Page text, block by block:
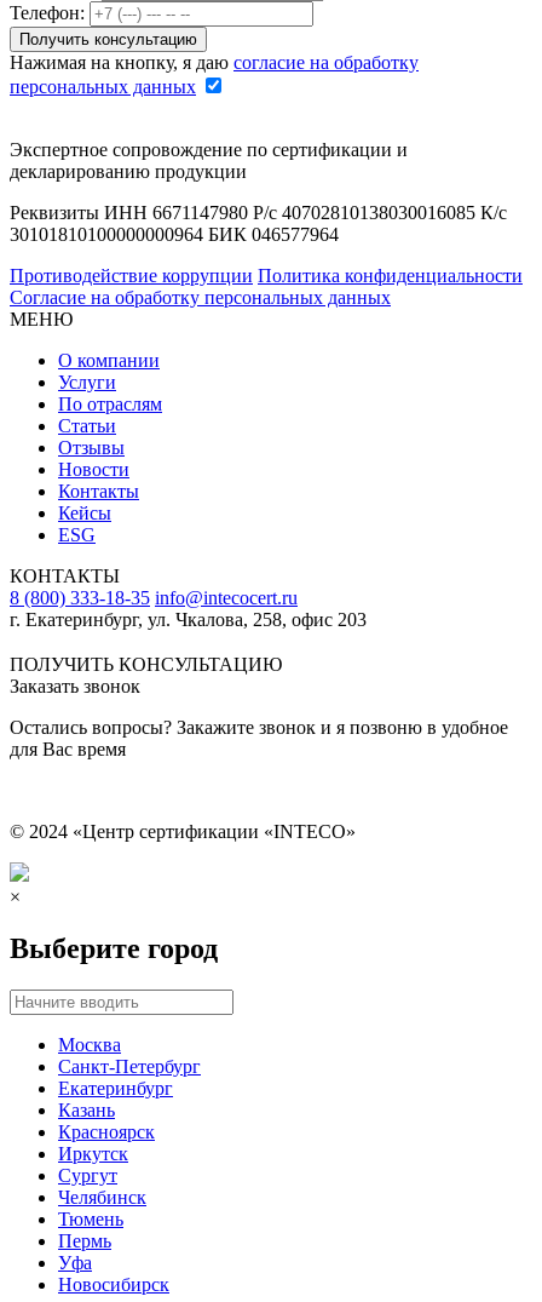
Телефон:
Нажимая на кнопку, я даю согласие на обработку
персональных данных
Экспертное сопровождение по сертификации и
декларированию продукции
Реквизиты ИНН 6671147980 Р/с 40702810138030016085 К/с
30101810100000000964 БИК 046577964
Противодействие коррупции Политика конфиденциальности
Согласие на обработку персональных данных
МЕНЮ
О компании
Услуги
По отраслям
Статьи
Отзывы
Новости
Контакты
Кейсы
ESG
КОНТАКТЫ
8 (800) 333-18-35 info@intecocert.ru
г. Екатеринбург, ул. Чкалова, 258, офис 203
ПОЛУЧИТЬ КОНСУЛЬТАЦИЮ
Заказать звонок
Остались вопросы? Закажите звонок и я позвоню в удобное
для Вас время
© 2024 «Центр сертификации «INTECO»
×
Выберите город
Москва
Санкт-Петербург
Екатеринбург
Казань
Красноярск
Иркутск
Сургут
Челябинск
Тюмень
Пермь
Уфа
Новосибирск